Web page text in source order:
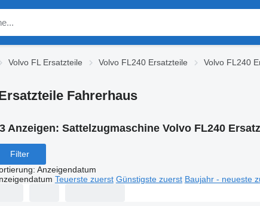
Volvo FL Ersatzteile Volvo FL240 Ersatzteile Volvo FL240
Fahrerhaus
Anzeigen: Sattelzugmaschine Volvo FL240
Filter
: Anzeigendatum
Teuerste zuerst Günstigste zuerst Baujahr - neueste